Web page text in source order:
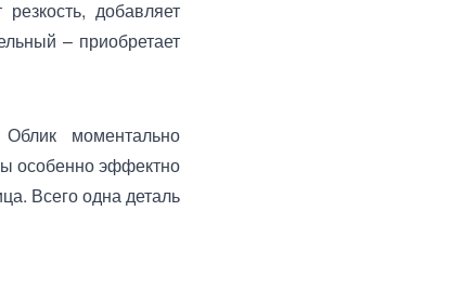
добавляет
– приобретает
моментально
особенно эффектно
Всего одна деталь